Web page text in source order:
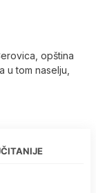
opština
u tom naselju,